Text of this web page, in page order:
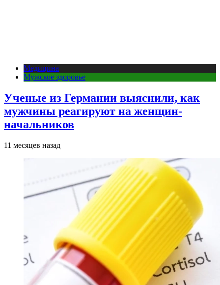
Медицина
Мужское здоровье
Ученые из Германии выяснили, как
мужчины реагируют на женщин-
начальников
11 месяцев назад